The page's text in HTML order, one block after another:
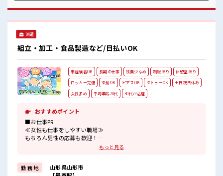
場≫ 明るすぎたり奇抜でなければ基本的に自由！ (規定有)≪
機能的な制服アリ≫ 制服があるので、 毎日の服装の悩み解消
は女子トークがあふれる職場です！ もちろん男性の応募もOK
ですよ！ 少人数の職場でこじんまり。 職場の仲間との交流も
できちゃうかも？
派遣
組立・加工・食品製造など/日払いOK
未経験者OK 長期の仕事 残業少なめ 制服あり
休憩室あり
ロッカー完備
染髪OK ピアスOK タトゥーOK
土日祝日休み
女性多め
平均年齢20代 30代が活躍
おすすめポイント
■お仕事PR
≪女性も仕事をしやすい職場≫
もちろん男性の応募も歓迎！
残業はほとんどナシ！
≪完全週休二日制≫
もっと見る
勤 務 地
山形県山形市